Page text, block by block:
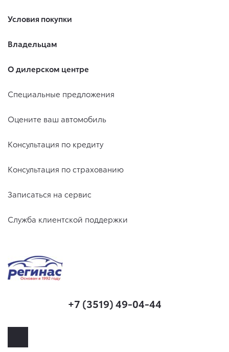
Условия покупки
Владельцам
О дилерском центре
Специальные предложения
Оцените ваш автомобиль
Консультация по кредиту
Консультация по страхованию
Записаться на сервис
Служба клиентской поддержки
+7 (3519) 49-04-44